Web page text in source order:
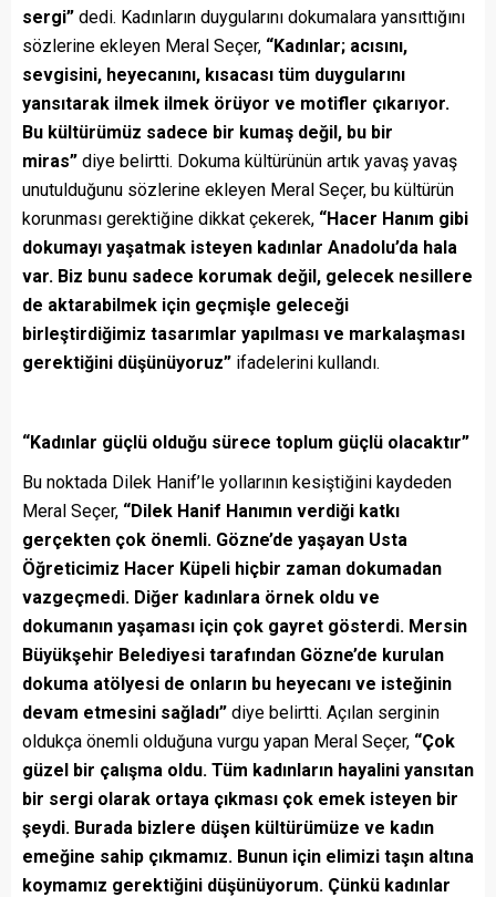
sergi” dedi. Kadınların duygularını dokumalara yansıttığını
sözlerine ekleyen Meral Seçer, “Kadınlar; acısını,
sevgisini, heyecanını, kısacası tüm duygularını
yansıtarak ilmek ilmek örüyor ve motifler çıkarıyor.
Bu kültürümüz sadece bir kumaş değil, bu bir
miras” diye belirtti. Dokuma kültürünün artık yavaş yavaş
unutulduğunu sözlerine ekleyen Meral Seçer, bu kültürün
korunması gerektiğine dikkat çekerek, “Hacer Hanım gibi
dokumayı yaşatmak isteyen kadınlar Anadolu’da hala
var. Biz bunu sadece korumak değil, gelecek nesillere
de aktarabilmek için geçmişle geleceği
birleştirdiğimiz tasarımlar yapılması ve markalaşması
gerektiğini düşünüyoruz” ifadelerini kullandı.
“Kadınlar güçlü olduğu sürece toplum güçlü olacaktır”
Bu noktada Dilek Hanif’le yollarının kesiştiğini kaydeden
Meral Seçer, “Dilek Hanif Hanımın verdiği katkı
gerçekten çok önemli. Gözne’de yaşayan Usta
Öğreticimiz Hacer Küpeli hiçbir zaman dokumadan
vazgeçmedi. Diğer kadınlara örnek oldu ve
dokumanın yaşaması için çok gayret gösterdi. Mersin
Büyükşehir Belediyesi tarafından Gözne’de kurulan
dokuma atölyesi de onların bu heyecanı ve isteğinin
devam etmesini sağladı” diye belirtti. Açılan serginin
oldukça önemli olduğuna vurgu yapan Meral Seçer, “Çok
güzel bir çalışma oldu. Tüm kadınların hayalini yansıtan
bir sergi olarak ortaya çıkması çok emek isteyen bir
şeydi. Burada bizlere düşen kültürümüze ve kadın
emeğine sahip çıkmamız. Bunun için elimizi taşın altına
koymamız gerektiğini düşünüyorum. Çünkü kadınlar